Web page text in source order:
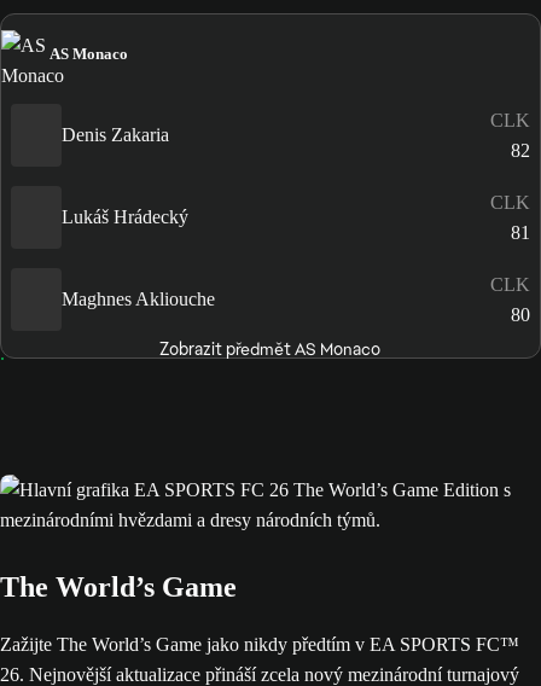
AS Monaco
Denis Zakaria
CLK
82
Lukáš Hrádecký
CLK
81
Maghnes Akliouche
CLK
80
Zobrazit předmět AS Monaco
The World’s Game
Zažijte The World’s Game jako nikdy předtím v EA SPORTS FC™
26. Nejnovější aktualizace přináší zcela nový mezinárodní turnajový